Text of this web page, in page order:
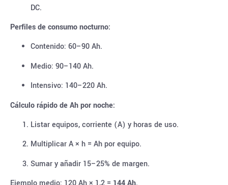
DC.
Perfiles de consumo nocturno:
Contenido: 60–90 Ah.
Medio: 90–140 Ah.
Intensivo: 140–220 Ah.
Cálculo rápido de Ah por noche:
Listar equipos, corriente (A) y horas de uso.
Multiplicar A × h = Ah por equipo.
Sumar y añadir 15–25% de margen.